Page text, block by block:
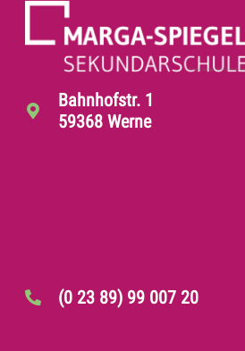
Bahnhofstr. 1
59368 Werne
(0 23 89) 99 007 20